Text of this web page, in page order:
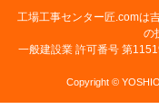
工場工事センター匠.comは
の
一般建設業 許可番号 第
Copyright ©